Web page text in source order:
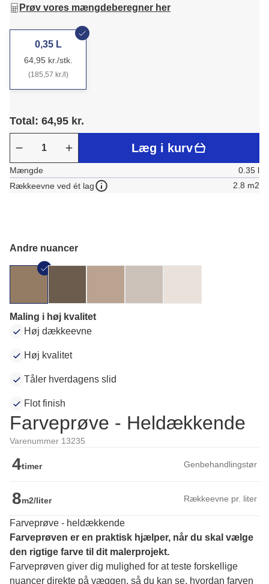
Prøv vores mængdeberegner her
0,35 L
64,95 kr./stk.
(185,57 kr./l)
Total: 64,95 kr.
Læg i kurv
Mængde
0.35 l
Rækkeevne ved ét lag
2.8 m2
Andre nuancer
Maling i høj kvalitet
Høj dækkeevne
Høj kvalitet
Tåler hverdagens slid
Flot finish
Farveprøve - Heldækkende
Varenummer 13235
4timer Genbehandlingstør
8m2/liter Rækkeevne pr. liter
Farveprøve - heldækkende
Farveprøven er en praktisk hjælper, når du skal vælge
den rigtige farve til dit malerprojekt.
Farveprøven giver dig mulighed for at teste forskellige
nuancer direkte på væggen, så du kan se, hvordan farven